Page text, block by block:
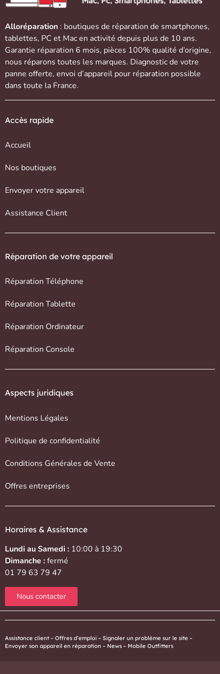
Alloréparation : boutiques de réparation de smartphones,
tablettes, PC et Macen activité depuis plus de 10 ans.
Garantie réparation 6 mois, pièces 100% qualité d’origine,
nous réparons toutes les marques. Diagnostic de votre
panne offerte, envoi d’appareil pour réparation possible
dans toute la France.
Accès rapide
Accueil
Nos boutiques
Envoyer votre appareil
Assistance Client
Réparation de votre appareil
Réparation Téléphone
Réparation Tablette
Réparation Ordinateur
Réparation Console
Aspects juridiques
Mentions Légales
Politique de confidentialité
Conditions Générales de Vente
Offres entreprises
Horaires & Assistance
Lundi au Samedi : 10:00 à 19:30
Dimanche :fermé
01 79 63 79 47
Nous contacter
Assistance client – Offres d’emploi – Signaler un problème sur le site –
Envoyer son appareil en réparation – News – Mobile Outfitters